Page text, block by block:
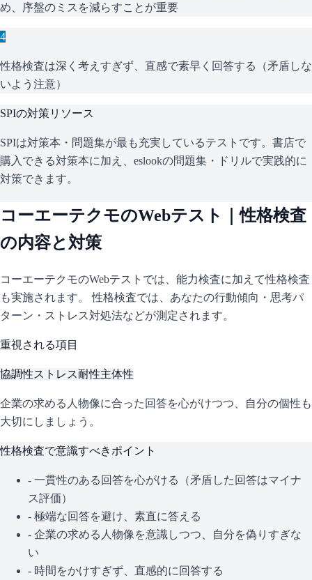
め、序盤のミスを減らすことが重要
4
性格検査は深く考えすぎず、直感で素早く回答する（矛盾しな
いよう注意）
SPIの対策リソース
SPIは対策本・問題集が最も充実しているテストです。書店で
購入できる対策本に加え、eslookの問題集・ドリルで実践的に
対策できます。
コーエーテクモのWebテスト｜性格検査
の内容と対策
コーエーテクモのWebテストでは、能力検査に加えて性格検査
も実施されます。 性格検査では、あなたの行動傾向・思考パ
ターン・ストレス対処法などが測定されます。
重視される項目
協調性ストレス耐性主体性
企業の求める人物像に合った回答を心がけつつ、自分の個性も
大切にしましょう。
性格検査で意識すべきポイント
- 一貫性のある回答を心がける（矛盾した回答はマイナ
ス評価）
- 極端な回答を避け、素直に答える
- 企業の求める人物像を意識しつつ、自分を偽りすぎな
い
- 時間をかけすぎず、直感的に回答する